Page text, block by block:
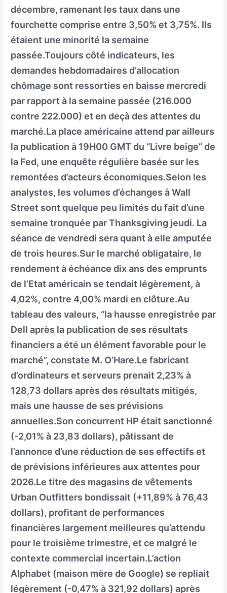
décembre, ramenant les taux dans une
fourchette comprise entre 3,50% et 3,75%. Ils
étaient une minorité la semaine
passée.Toujours côté indicateurs, les
demandes hebdomadaires d’allocation
chômage sont ressorties en baisse mercredi
par rapport à la semaine passée (216.000
contre 222.000) et en deçà des attentes du
marché.La place américaine attend par ailleurs
la publication à 19H00 GMT du “Livre beige” de
la Fed, une enquête régulière basée sur les
remontées d’acteurs économiques.Selon les
analystes, les volumes d’échanges à Wall
Street sont quelque peu limités du fait d’une
semaine tronquée par Thanksgiving jeudi. La
séance de vendredi sera quant à elle amputée
de trois heures.Sur le marché obligataire, le
rendement à échéance dix ans des emprunts
de l’Etat américain se tendait légèrement, à
4,02%, contre 4,00% mardi en clôture.Au
tableau des valeurs, “la hausse enregistrée par
Dell après la publication de ses résultats
financiers a été un élément favorable pour le
marché”, constate M. O’Hare.Le fabricant
d’ordinateurs et serveurs prenait 2,23% à
128,73 dollars après des résultats mitigés,
mais une hausse de ses prévisions
annuelles.Son concurrent HP était sanctionné
(-2,01% à 23,83 dollars), pâtissant de
l’annonce d’une réduction de ses effectifs et
de prévisions inférieures aux attentes pour
2026.Le titre des magasins de vêtements
Urban Outfitters bondissait (+11,89% à 76,43
dollars), profitant de performances
financières largement meilleures qu’attendu
pour le troisième trimestre, et ce malgré le
contexte commercial incertain.L’action
Alphabet (maison mère de Google) se repliait
légèrement (-0,47% à 321,92 dollars) après